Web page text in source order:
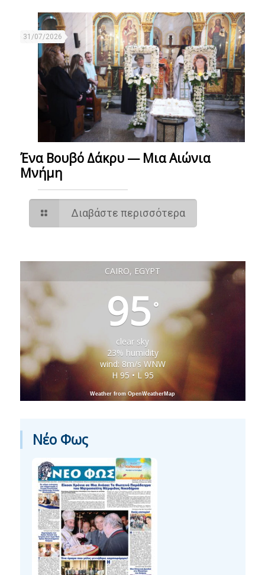
31/07/2026
Ένα Βουβό Δάκρυ — Μια Αιώνια
Μνήμη
Διαβάστε περισσότερα
CAIRO, EGYPT
95 °
clear sky
23% humidity
wind: 8m/s WNW
H 95 • L 95
Weather from OpenWeatherMap
Νέο Φως